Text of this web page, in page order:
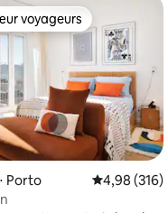
voyageurs les plus
voyageurs
Porto Évaluation
4,98 (316)